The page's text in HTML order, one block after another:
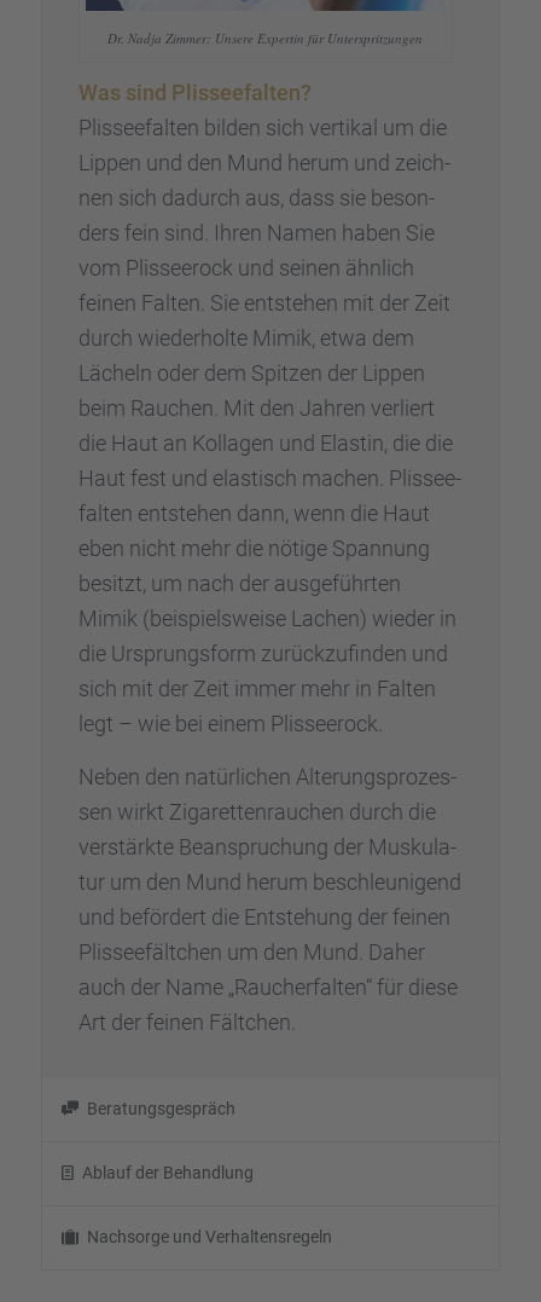
Dr. Nadja Zimmer: Unsere Exper­tin für Unter­sprit­zun­gen
Was sind Plissee­fal­ten?
Plissee­fal­ten bilden sich verti­kal um die
Lippen und den Mund herum und zeich­
nen sich dadurch aus, dass sie beson­
ders fein sind. Ihren Namen haben Sie
vom Plissee­rock und seinen ähnlich
feinen Falten. Sie entste­hen mit der Zeit
durch wieder­holte Mimik, etwa dem
Lächeln oder dem Spitzen der Lippen
beim Rauchen. Mit den Jahren verliert
die Haut an Kolla­gen und Elastin, die die
Haut fest und elastisch machen. Plissee­
fal­ten entste­hen dann, wenn die Haut
eben nicht mehr die nötige Spannung
besitzt, um nach der ausge­führ­ten
Mimik (beispiels­weise Lachen) wieder in
die Ursprungs­form zurück­zu­fin­den und
sich mit der Zeit immer mehr in Falten
legt – wie bei einem Plissee­rock.
Neben den natür­li­chen Alterungs­pro­zes­
sen wirkt Zigaret­ten­rau­chen durch die
verstärkte Beanspru­chung der Musku­la­
tur um den Mund herum beschleu­ni­gend
und beför­dert die Entste­hung der feinen
Plissee­fält­chen um den Mund. Daher
auch der Name „Raucher­fal­ten“ für diese
Art der feinen Fältchen.
Beratungs­ge­spräch
Ablauf der Behand­lung
Nachsorge und Verhal­tens­re­geln